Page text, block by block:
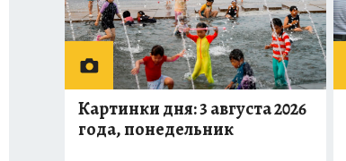
Картинки дня: 3 августа 2026
года, понедельник